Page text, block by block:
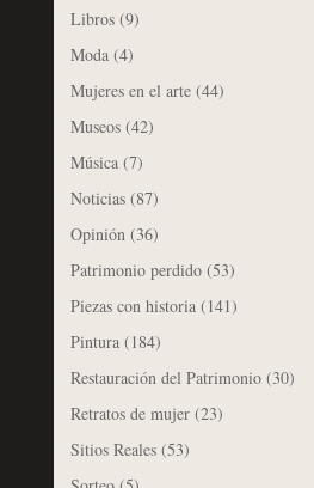
Libros(9)
Moda(4)
Mujeres en el arte(44)
Museos(42)
Música(7)
Noticias(87)
Opinión(36)
Patrimonio perdido(53)
Piezas con historia(141)
Pintura(184)
Restauración del Patrimonio(30)
Retratos de mujer(23)
Sitios Reales(53)